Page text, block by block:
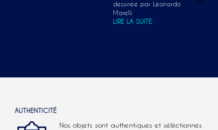
dessinée par Léonardo
Marelli
LIRE LA SUITE
AUTHENTICITÉ
Nos objets sont authentiques et séléctionnés